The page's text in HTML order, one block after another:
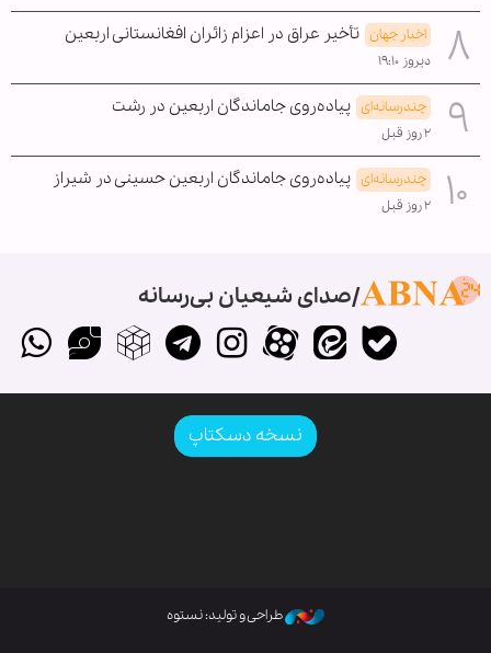
اخبار جهان تأخیر عراق در اعزام زائران افغانستانی اربعین
دیروز ۱۹:۱۰
چندرسانه‌ای پیاده‌روی جاماندگان اربعین در رشت
۲ روز قبل
چندرسانه‌ای پیاده‌روی جاماندگان اربعین حسینی در شیراز
۲ روز قبل
صدای شیعیان بی‌رسانه
نسخه دسکتاپ
طراحی و تولید: نستوه